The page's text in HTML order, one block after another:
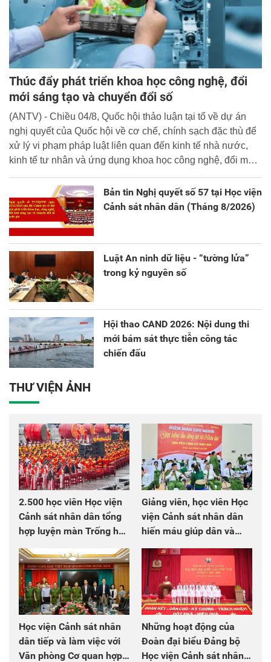
Thúc đẩy phát triển khoa học công nghệ, đổi
mới sáng tạo và chuyển đổi số
(ANTV) - Chiều 04/8, Quốc hội thảo luận tại tổ về dự án
nghị quyết của Quốc hội về cơ chế, chính sạch đặc thù để
xử lý vi phạm pháp luật liên quan đến kinh tế nhà nước,
kinh tế tư nhân và ứng dụng khoa học công nghệ, đổi mới
Bản tin Nghị quyết số 57 tại Học viện
Cảnh sát nhân dân (Tháng 8/2026)
Luật An ninh dữ liệu - “tường lửa”
trong kỷ nguyên số
Hội thao CAND 2026: Nội dung thi
mới bám sát thực tiễn công tác
chiến đấu
THƯ VIỆN ẢNH
2.500 học viên Học viện
Cảnh sát nhân dân tổng
hợp luyện màn Trống hội
Giảng viên, học viên Học
viện Cảnh sát nhân dân
hiến máu giúp dân và
Học viện Cảnh sát nhân
dân tiếp và làm việc với
Văn phòng Cơ quan hợp
Những hoạt động của
Đoàn đại biểu Đảng bộ
Học viện Cảnh sát nhân